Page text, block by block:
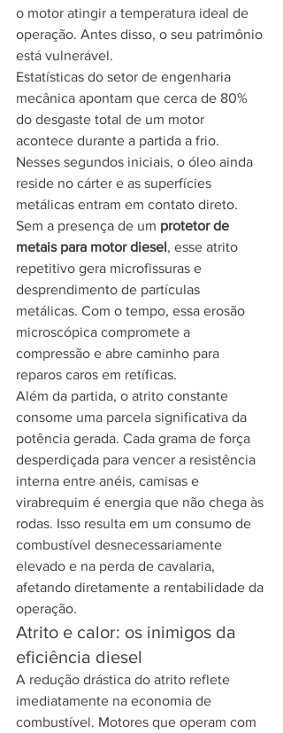
o motor atingir a temperatura ideal de
operação. Antes disso, o seu patrimônio
está vulnerável.
Estatísticas do setor de engenharia
mecânica apontam que cerca de 80%
do desgaste total de um motor
acontece durante a partida a frio.
Nesses segundos iniciais, o óleo ainda
reside no cárter e as superfícies
metálicas entram em contato direto.
Sem a presença de um protetor de
metais para motor diesel, esse atrito
repetitivo gera microfissuras e
desprendimento de partículas
metálicas. Com o tempo, essa erosão
microscópica compromete a
compressão e abre caminho para
reparos caros em retíficas.
Além da partida, o atrito constante
consome uma parcela significativa da
potência gerada. Cada grama de força
desperdiçada para vencer a resistência
interna entre anéis, camisas e
virabrequim é energia que não chega às
rodas. Isso resulta em um consumo de
combustível desnecessariamente
elevado e na perda de cavalaria,
afetando diretamente a rentabilidade da
operação.
Atrito e calor: os inimigos da
eficiência diesel
A redução drástica do atrito reflete
imediatamente na economia de
combustível. Motores que operam com